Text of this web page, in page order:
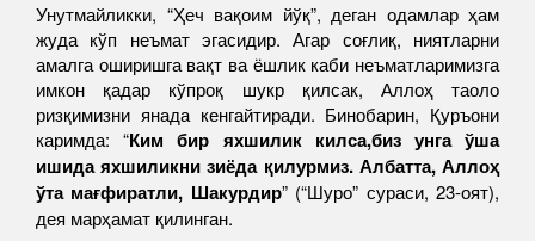
Унутмайликки, “Ҳеч вақоим йўқ”, деган одамлар ҳам
жуда кўп неъмат эгасидир. Агар соғлиқ, ниятларни
амалга оширишга вақт ва ёшлик каби неъматларимизга
имкон қадар кўпроқ шукр қилсак, Аллоҳ таоло
ризқимизни янада кенгайтиради. Бинобарин, Қуръони
каримда: “Ким бир яхшилик килса,биз унга ўша
ишида яхшиликни зиёда қилурмиз. Албатта, Аллоҳ
ўта мағфиратли, Шакурдир” (“Шуро” сураси, 23-оят),
дея марҳамат қилинган.